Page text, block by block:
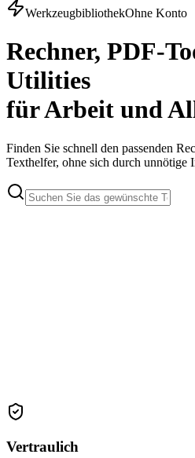
WerkzeugbibliothekOhne Konto
Rechner, PDF-
Utilities
für Arbeit und
Finden Sie schnell den passenden
Texthelfer, ohne sich durch unnötige
Vertraulich